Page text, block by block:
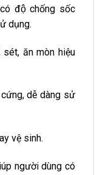
độ chống sốc
dụng.
ăn mòn hiệu
dễ dàng sử
vệ sinh.
người dùng có